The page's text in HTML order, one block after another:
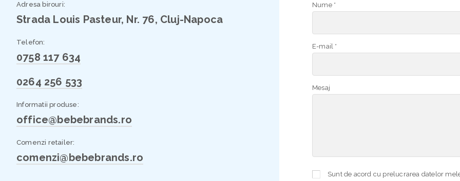
Adresa birouri:
Strada Louis Pasteur, Nr. 76, Cluj-Napoca
Telefon:
0758 117 634
0264 256 533
Informatii produse:
office@bebebrands.ro
Comenzi retailer:
comenzi@bebebrands.ro
Nume *
E-mail *
Mesaj